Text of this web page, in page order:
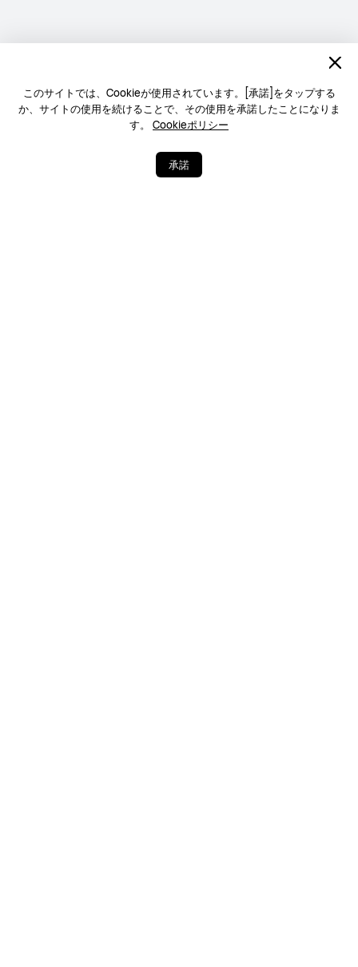
このサイトでは、Cookieが使用されています。[承諾]をタップする
か、サイトの使用を続けることで、その使用を承諾したことになりま
す。 Cookieポリシー
承諾